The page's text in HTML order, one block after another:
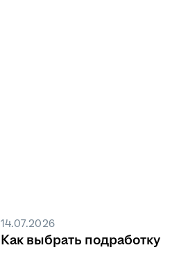
14.07.2026
Как выбрать подработку